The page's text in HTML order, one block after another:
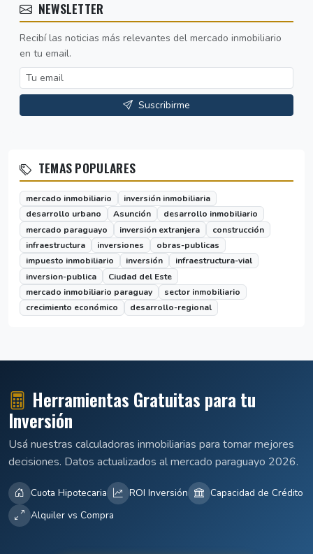
NEWSLETTER
Recibí las noticias más relevantes del mercado inmobiliario
en tu email.
Suscribirme
TEMAS POPULARES
mercado inmobiliario
inversión inmobiliaria
desarrollo urbano
Asunción
desarrollo inmobiliario
mercado paraguayo
inversión extranjera
construcción
infraestructura
inversiones
obras-publicas
impuesto inmobiliario
inversión
infraestructura-vial
inversion-publica
Ciudad del Este
mercado inmobiliario paraguay
sector inmobiliario
crecimiento económico
desarrollo-regional
Herramientas Gratuitas para tu
Inversión
Usá nuestras calculadoras inmobiliarias para tomar mejores
decisiones. Datos actualizados al mercado paraguayo 2026.
Cuota Hipotecaria ROI Inversión
Capacidad de Crédito
Alquiler vs Compra